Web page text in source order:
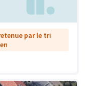
par le tri